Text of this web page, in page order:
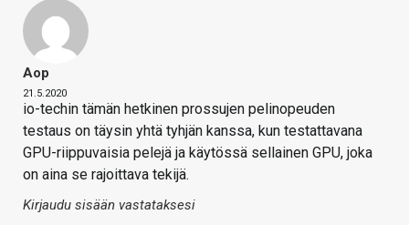
Aop
21.5.2020
io-techin tämän hetkinen prossujen pelinopeuden
testaus on täysin yhtä tyhjän kanssa, kun testattavana
GPU-riippuvaisia pelejä ja käytössä sellainen GPU, joka
on aina se rajoittava tekijä.
Kirjaudu sisään vastataksesi